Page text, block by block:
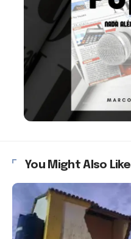
You Might Also Like